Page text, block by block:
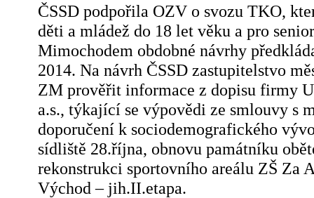
ČSSD podpořila OZV o svozu TKO,
děti a mládež do 18 let věku a pro
Mimochodem obdobné návrhy
2014. Na návrh ČSSD zastupitelstvo
ZM prověřit informace z dopisu firmy
a.s., týkající se výpovědi ze smlouvy s
doporučení k sociodemografického
sídliště 28.října, obnovu památníku
rekonstrukci sportovního areálu ZŠ Za
Východ – jih.II.etapa.